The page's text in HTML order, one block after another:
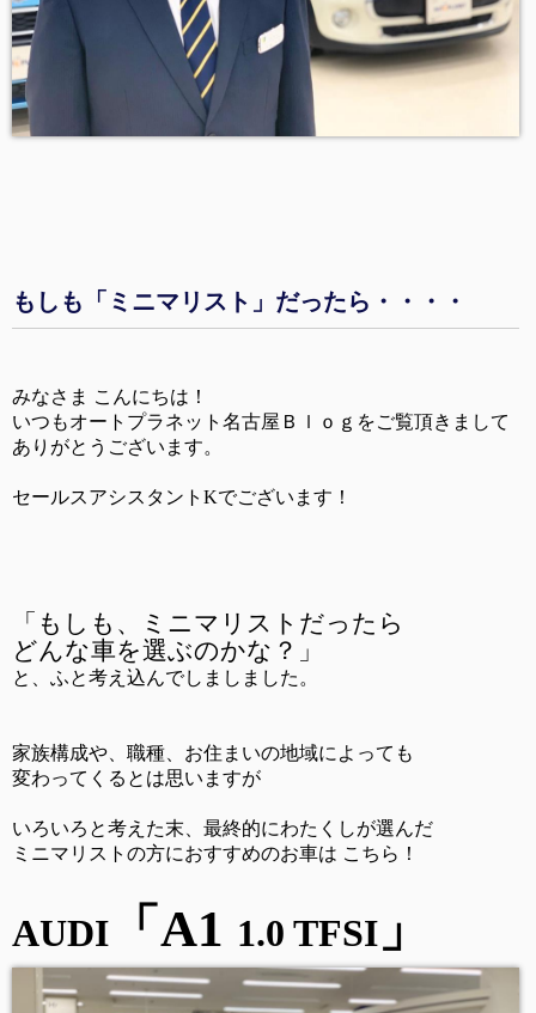
もしも「ミニマリスト」だったら・・・・
みなさま こんにちは！
いつもオートプラネット名古屋Ｂｌｏｇをご覧頂きまして
ありがとうございます。
セールスアシスタントKでございます！
「もしも、ミニマリストだったら
どんな車を選ぶのかな？」
と、ふと考え込んでしましました。
家族構成や、職種、お住まいの地域によっても
変わってくるとは思いますが
いろいろと考えた末、最終的にわたくしが選んだ
ミニマリストの方におすすめのお車は こちら！
AUDI 「A1 1.0 TFSI 」